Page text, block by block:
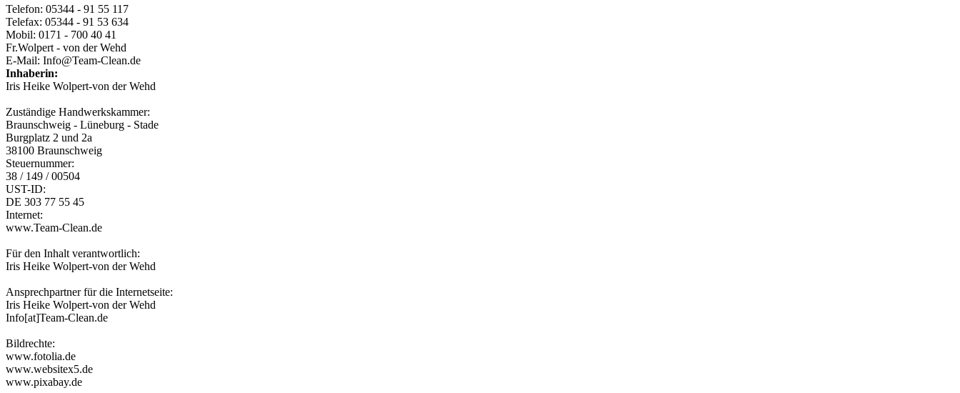
Telefon: 05344 - 91 55 117
Telefax: 05344 - 91 53 634
Mobil: 0171 - 700 40 41
Fr.Wolpert - von der Wehd
E-Mail: Info@Team-Clean.de
Inhaberin:
Iris Heike Wolpert-von der Wehd
Zuständige Handwerkskammer:
Braunschweig - Lüneburg - Stade
Burgplatz 2 und 2a
38100 Braunschweig
Steuernummer:
38 / 149 / 00504
UST-ID:
DE 303 77 55 45
Internet:
www.Team-Clean.de
Für den Inhalt verantwortlich:
Iris Heike Wolpert-von der Wehd
Ansprechpartner für die Internetseite:
Iris Heike Wolpert-von der Wehd
Info[at]Team-Clean.de
Bildrechte:
www.fotolia.de
www.websitex5.de
www.pixabay.de